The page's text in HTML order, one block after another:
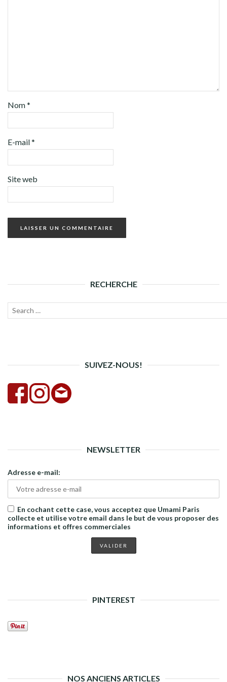
Nom*
E-mail*
Site web
RECHERCHE
Recherche
SUIVEZ-NOUS!
NEWSLETTER
Adresse e-mail:
En cochant cette case, vous acceptez que Umami Paris
collecte et utilise votre email dans le but de vous proposer des
informations et offres commerciales
PINTEREST
NOS ANCIENS ARTICLES